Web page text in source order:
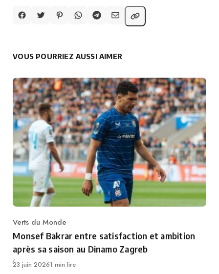
VOUS POURRIEZ AUSSI AIMER
Category
Verts du Monde
Monsef Bakrar entre satisfaction et ambition
après sa saison au Dinamo Zagreb
Publié
23 juin 20261 min lire